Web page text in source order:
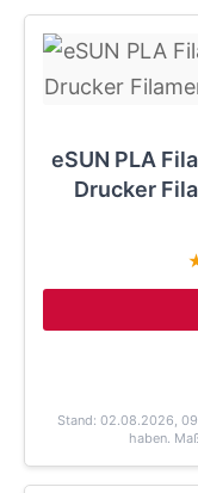
eSUN PLA
Drucker
Stand: 02.08.2026,
haben.